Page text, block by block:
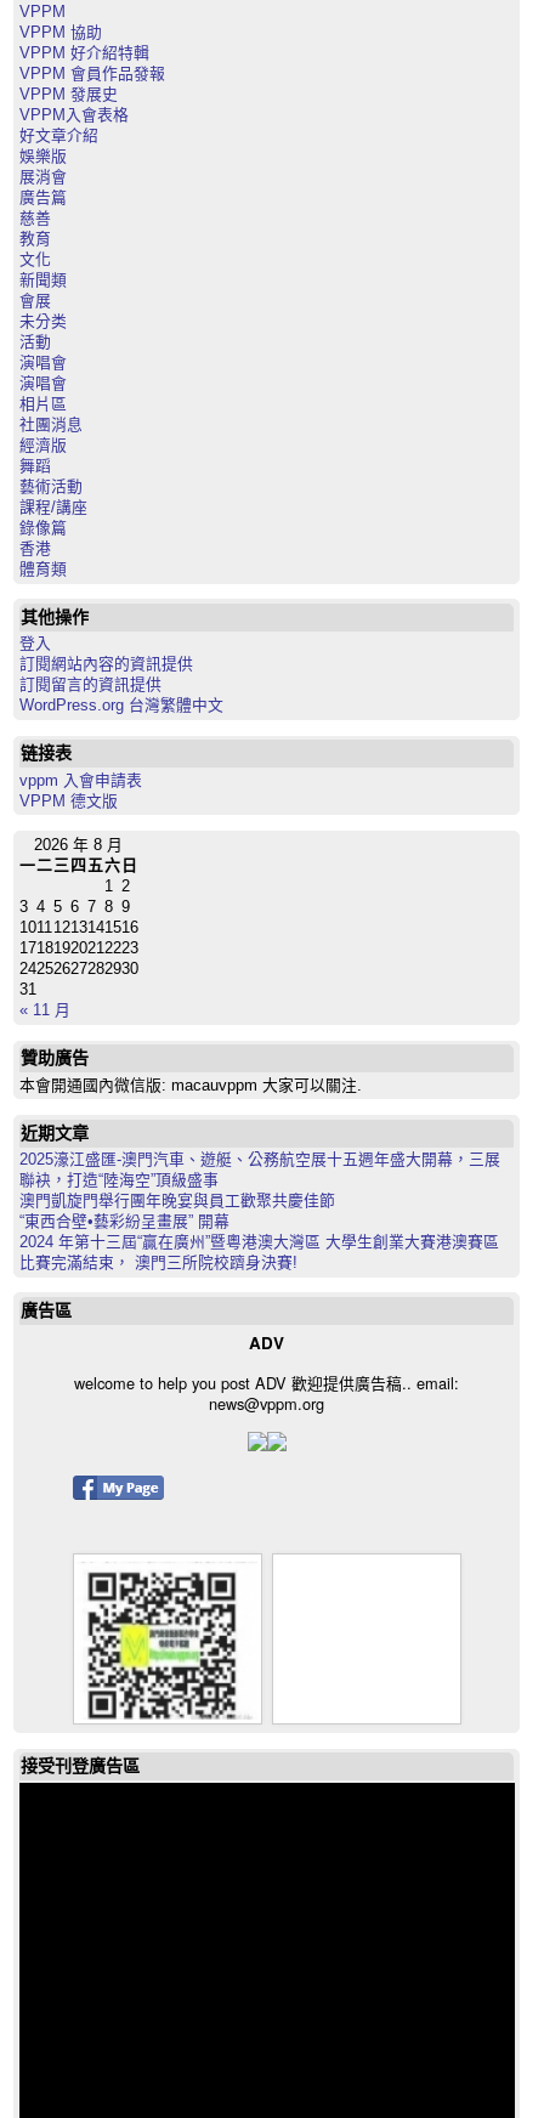
VPPM
VPPM 協助
VPPM 好介紹特輯
VPPM 會員作品發報
VPPM 發展史
VPPM入會表格
好文章介紹
娛樂版
展消會
廣告篇
慈善
教育
文化
新聞類
會展
未分类
活動
演唱會
演唱會
相片區
社團消息
經濟版
舞蹈
藝術活動
課程/講座
錄像篇
香港
體育類
其他操作
登入
訂閱網站內容的資訊提供
訂閱留言的資訊提供
WordPress.org 台灣繁體中文
链接表
vppm 入會申請表
VPPM 德文版
2026 年 8 月
一二三 四 五六 日
1 2
3 4 5 6 7 8 9
10111213141516
17181920212223
24252627282930
31
« 11 月
贊助廣告
本會開通國內微信版: macauvppm 大家可以關注.
近期文章
2025濠江盛匯-澳門汽車、遊艇、公務航空展十五週年盛大開幕，三展
聯袂，打造“陸海空”頂級盛事
澳門凱旋門舉行團年晚宴與員工歡聚共慶佳節
“東西合壁•藝彩紛呈畫展” 開幕
2024 年第十三屆“贏在廣州”暨粵港澳大灣區 大學生創業大賽港澳賽區
比賽完滿結束， 澳門三所院校躋身決賽!
廣告區
ADV
welcome to help you post ADV 歡迎提供廣告稿.. email:
news@vppm.org
接受刊登廣告區